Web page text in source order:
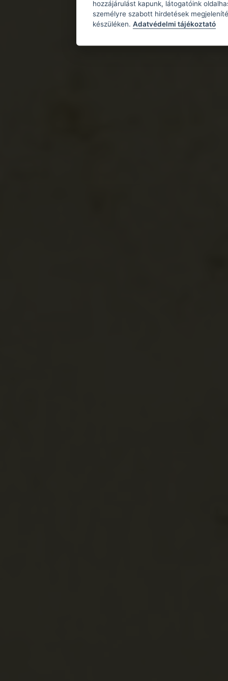
hozzájárulást kapunk, látogatóink
személyre szabott hirdetések
készüléken. Adatvédelmi tájékoztató